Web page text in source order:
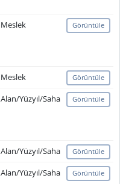
Meslek Görüntüle
Meslek Görüntüle
Alan/Yüzyıl/Saha Görüntüle
Alan/Yüzyıl/Saha Görüntüle
Alan/Yüzyıl/Saha Görüntüle